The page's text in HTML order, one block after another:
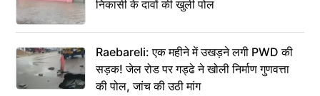
निकासी के दावों की खुली पोल
Raebareli: एक महीने में उखड़ने लगी PWD की
सड़क! जेल रोड पर गड्ढे ने खोली निर्माण गुणवत्ता
की पोल, जांच की उठी मांग